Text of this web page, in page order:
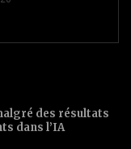
des résultats
dans l’IA